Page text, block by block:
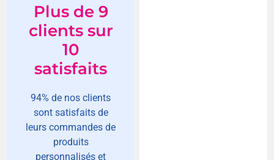
Plus de 9
clients sur
10
satisfaits
94% de nos clients
sont satisfaits de
leurs commandes de
produits
personnalisés et